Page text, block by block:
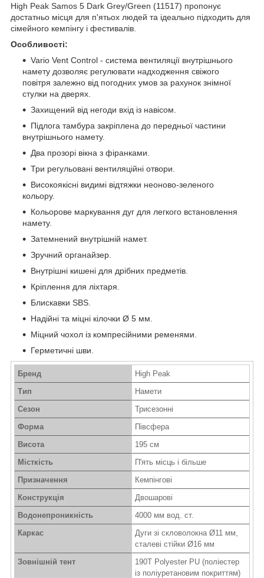
High Peak Samos 5 Dark Grey/Green (11517) пропонує
достатньо місця для п'ятьох людей та ідеально підходить для
сімейного кемпінгу і фестивалів.
Особливості:
Vario Vent Control - система вентиляції внутрішнього
намету дозволяє регулювати надходження свіжого
повітря залежно від погодних умов за рахунок знімної
стулки на дверях.
Захищений від негоди вхід із навісом.
Підлога тамбура закріплена до передньої частини
внутрішнього намету.
Два прозорі вікна з фіранками.
Три регульовані вентиляційні отвори.
Високоякісні видимі відтяжки неоново-зеленого
кольору.
Кольорове маркування дуг для легкого встановлення
намету.
Затемнений внутрішній намет.
Зручний органайзер.
Внутрішні кишені для дрібних предметів.
Кріплення для ліхтаря.
Блискавки SBS.
Надійні та міцні кілочки Ø 5 мм.
Міцний чохол із компресійними ременями.
Герметичні шви.
Бренд
High Peak
Тип
Намети
Сезон
Трисезонні
Форма
Півсфера
Висота
195 см
Місткість
П'ять місць і більше
Призначення
Кемпінгові
Конструкція
Двошарові
Водонепроникність
4000 мм вод. ст.
Каркас
Дуги зі скловолокна Ø11 мм,
сталеві стійки Ø16 мм
Зовнішній тент
190T Polyester PU (поліестер
із поліуретановим покриттям)